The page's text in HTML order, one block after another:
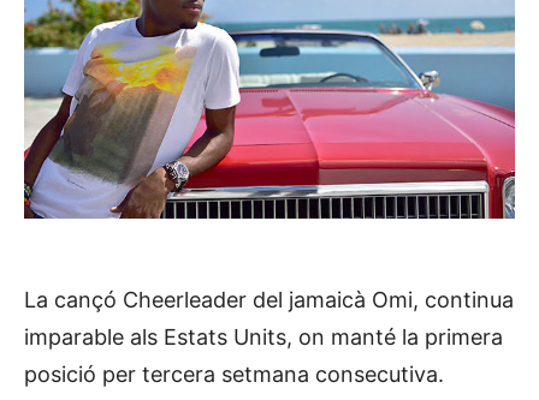
La cançó Cheerleader del jamaicà Omi, continua
imparable als Estats Units, on manté la primera
posició per tercera setmana consecutiva.